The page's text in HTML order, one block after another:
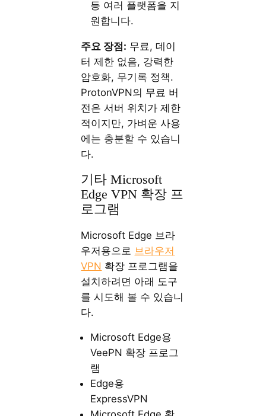
등 여러 플랫폼을 지
원합니다.
주요 장점: 무료, 데이
터 제한 없음, 강력한
암호화, 무기록 정책.
ProtonVPN의 무료 버
전은 서버 위치가 제한
적이지만, 가벼운 사용
에는 충분할 수 있습니
다.
기타 Microsoft
Edge VPN 확장 프
로그램
Microsoft Edge 브라
우저용으로 브라우저
VPN 확장 프로그램을
설치하려면 아래 도구
를 시도해 볼 수 있습니
다.
Microsoft Edge용
VeePN 확장 프로그
램
Edge용
ExpressVPN